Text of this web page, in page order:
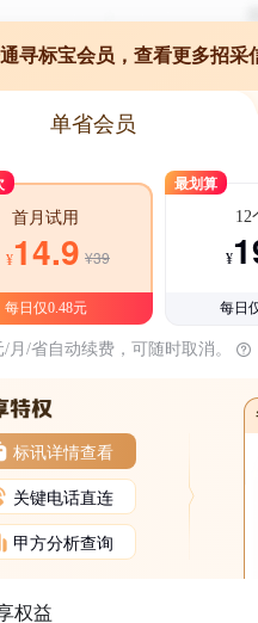
寻标宝会员，查看更多招采
单省会员
首月试用
¥14.9 ¥39
每日仅0.48元
最划算
12
¥
每日
/月/省自动续费，可随时取消。
标讯详情查看
关键电话直连
甲方分析查询
权益